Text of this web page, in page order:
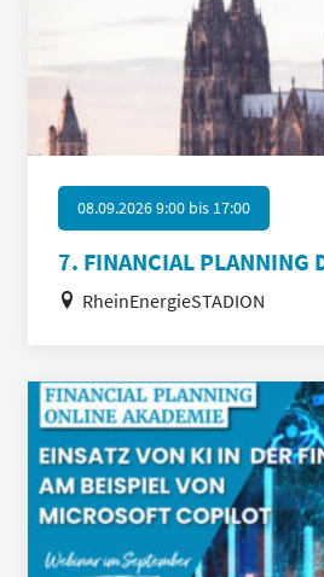
08.09.2026 9:00 bis 17:00
7. FINANCIAL PLANNING
RheinEnergieSTADION